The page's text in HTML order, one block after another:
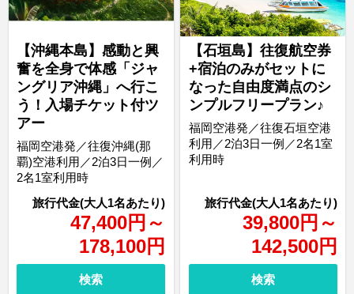
【沖縄本島】感動と興
奮を全身で体感「ジャ
ングリア沖縄」へ行こ
う！入場チケット付ツ
アー
47,400円 ～
178,100円
福岡空港発／往復沖縄(那
覇)空港利用／2泊3日一例／
2名1室利用時
検索
【石垣島】往復航空券
+宿泊のみがセットに
なった自由度満点のシ
ンプルフリープラン♪
39,800円 ～
142,500円
福岡空港発／往復石垣空港
利用／2泊3日一例／2名1室
利用時
検索